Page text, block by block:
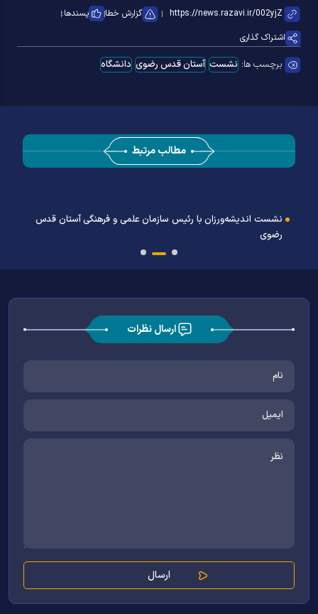
گزارش خطا
پسندها:
اشتراک گذاری
برچسب ها: نشست آستان قدس رضوی دانشگاه
مطالب مرتبط
نشست اندیشه‌ورزان با رئیس سازمان علمی و فرهنگی آستان قدس
رضوی
ارسال نظرات